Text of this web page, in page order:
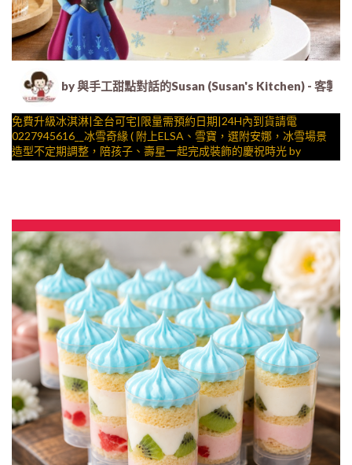
by 與手工甜點對話的Susan (Susan's Kitchen) - 客製
免費升級冰淇淋|全台可宅|限量需預約日期|24H內到貨請電
0227945616__冰雪奇緣 ( 附上ELSA、雪寶，選附安娜，冰雪場景
造型不定期調整，陪孩子、壽星一起完成裝飾的慶祝時光 by